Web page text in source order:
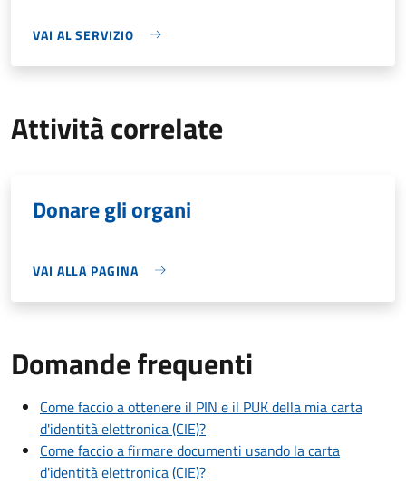
VAI AL SERVIZIO
Attività correlate
Donare gli organi
VAI ALLA PAGINA
Domande frequenti
Come faccio a ottenere il PIN e il PUK della mia carta
d'identità elettronica (CIE)?
Come faccio a firmare documenti usando la carta
d'identità elettronica (CIE)?